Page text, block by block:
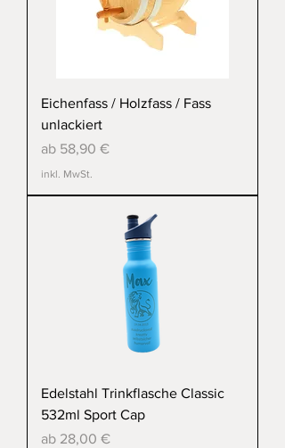
Eichenfass / Holzfass / Fass
unlackiert
ab 58,90 €
Sale-Preis
inkl. MwSt.
Edelstahl Trinkflasche Classic
532ml Sport Cap
ab 28,00 €
Sale-Preis